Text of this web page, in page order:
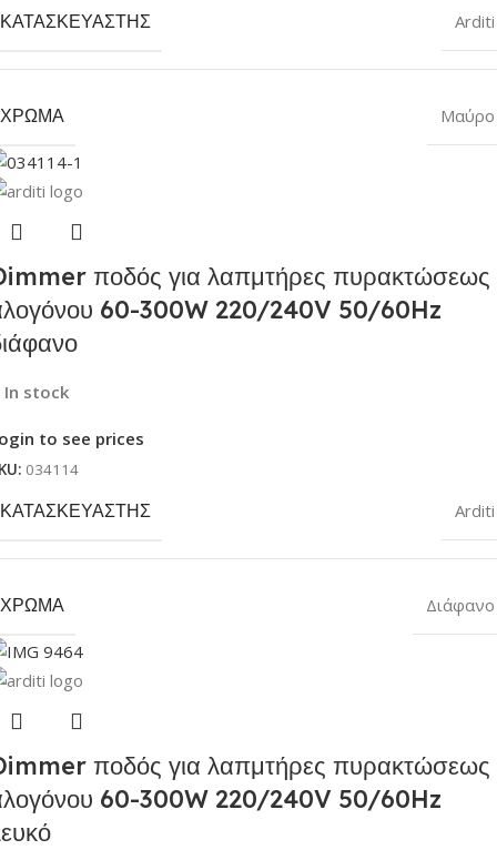
ΚΑΤΑΣΚΕΥΑΣΤΉΣ Arditi
ΧΡΏΜΑ Μαύρο
ποδός για λαπμτήρες πυρακτώσεως
60-300W 220/240V 50/60Hz
In stock
to see prices
034114
ΚΑΤΑΣΚΕΥΑΣΤΉΣ Arditi
ΧΡΏΜΑ Διάφανο
ποδός για λαπμτήρες πυρακτώσεως
60-300W 220/240V 50/60Hz